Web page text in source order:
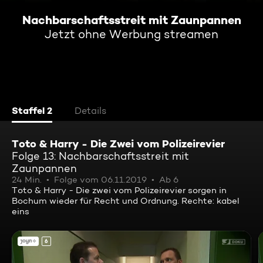
Nachbarschaftsstreit mit Zaunpannen
Jetzt ohne Werbung streamen
Staffel 2 Details
Toto & Harry - Die Zwei vom Polizeirevier
Folge 13: Nachbarschaftsstreit mit
Zaunpannen
24 Min. Folge vom 06.11.2019
Ab 6
Toto & Harry - Die zwei vom Polizeirevier sorgen in
Bochum wieder für Recht und Ordnung. Rechte: kabel
eins
6